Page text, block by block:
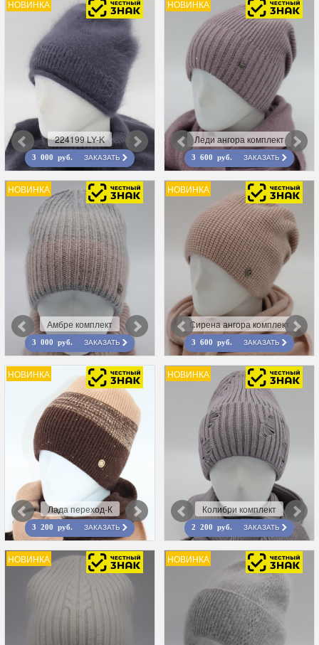
НОВИНКА
224199 LY-K
3 000 руб. ЗАКАЗАТЬ
НОВИНКА
Леди ангора комплект
3 600 руб. ЗАКАЗАТЬ
НОВИНКА
Амбре комплект
3 000 руб. ЗАКАЗАТЬ
НОВИНКА
Сирена ангора комплект
3 600 руб. ЗАКАЗАТЬ
НОВИНКА
Лада переход-К
3 200 руб. ЗАКАЗАТЬ
НОВИНКА
Колибри комплект
2 200 руб. ЗАКАЗАТЬ
НОВИНКА НОВИНКА